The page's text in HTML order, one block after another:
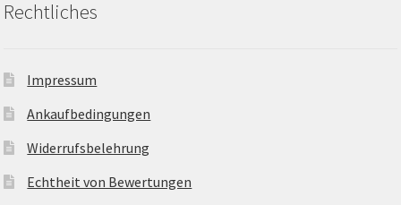
Rechtliches
Impressum
Ankaufbedingungen
Widerrufsbelehrung
Echtheit von Bewertungen